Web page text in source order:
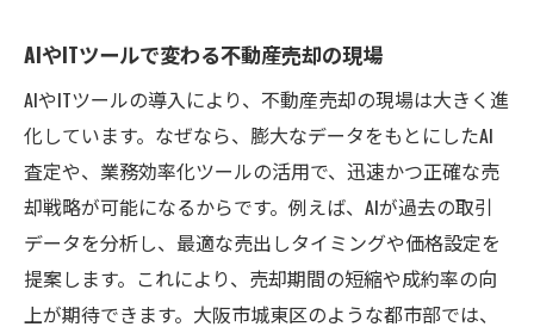
AIやITツールで変わる不動産売却の現場
AIやITツールの導入により、不動産売却の現場は大きく進
化しています。なぜなら、膨大なデータをもとにしたAI
査定や、業務効率化ツールの活用で、迅速かつ正確な売
却戦略が可能になるからです。例えば、AIが過去の取引
データを分析し、最適な売出しタイミングや価格設定を
提案します。これにより、売却期間の短縮や成約率の向
上が期待できます。大阪市城東区のような都市部では、